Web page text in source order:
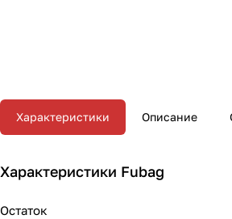
Характеристики Описание
Характеристики Fubag
Остаток